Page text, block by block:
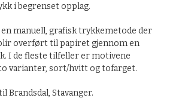
i begrenset opplag.
manuell, grafisk trykkemetode der
overført til papiret gjennom en
I de fleste tilfeller er motivene
varianter, sort/hvitt og tofarget.
Brandsdal, Stavanger.